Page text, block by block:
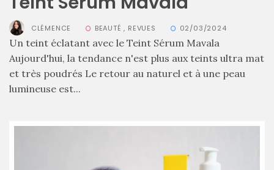
CLÉMENCE BEAUTÉ , REVUES 02/03/2024
Un teint éclatant avec le Teint Sérum Mavala
Aujourd'hui, la tendance n'est plus aux teints ultra mat
et très poudrés Le retour au naturel et à une peau
lumineuse est...